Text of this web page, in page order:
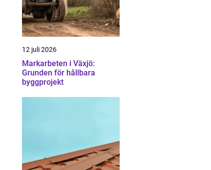
12 juli 2026
Markarbeten i Växjö:
Grunden för hållbara
byggprojekt